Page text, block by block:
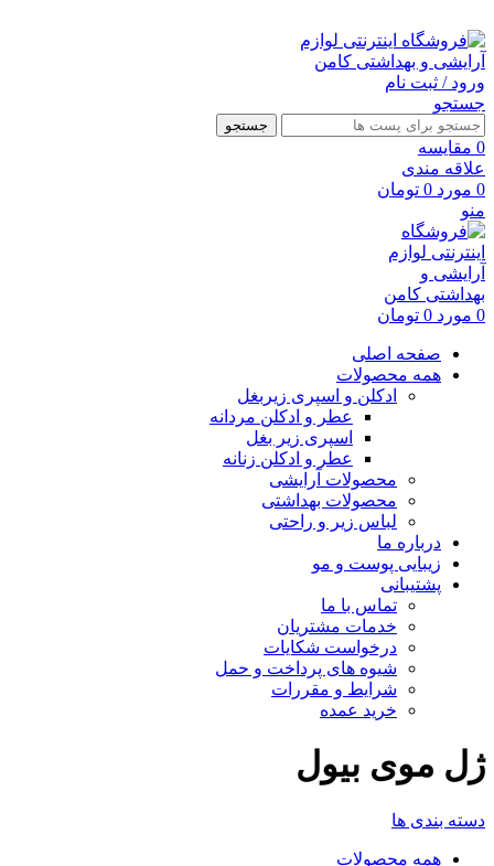
ورود / ثبت نام
جستجو
جستجو
0 مقايسه
علاقه مندی
0 مورد 0 تومان
منو
0 مورد 0 تومان
صفحه اصلی
همه محصولات
ادکلن و اسپری زیربغل
عطر و ادکلن مردانه
اسپری زیر بغل
عطر و ادکلن زنانه
محصولات آرایشی
محصولات بهداشتی
لباس زیر و راحتی
درباره ما
زیبایی پوست و مو
پشتیبانی
تماس با ما
خدمات مشتریان
درخواست شکایات
شیوه های پرداخت و حمل
شرایط و مقررات
خرید عمده
ژل موی بیول
دسته بندی ها
همه محصولات